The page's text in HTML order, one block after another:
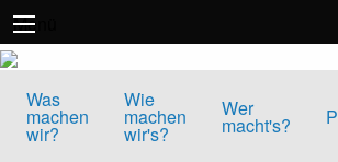
Direkt
zum
Inhalt
Menü
Was
machen
wir?
Wie
machen
wir's?
Wer
macht's?